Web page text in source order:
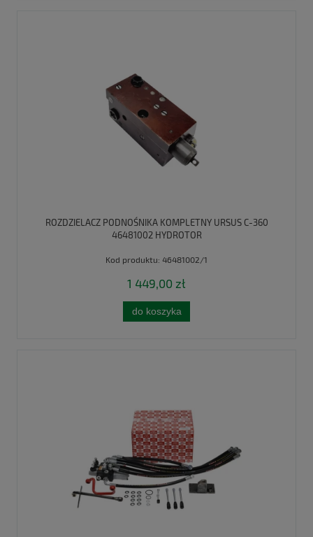
ROZDZIELACZ PODNOŚNIKA KOMPLETNY URSUS C-360
46481002 HYDROTOR
Kod produktu: 46481002/1
1 449,00 zł
do koszyka